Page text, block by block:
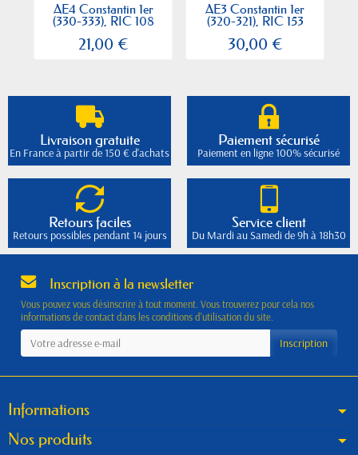
AE4 Constantin 1er
(330-333), RIC 108
21,00 €
AE3 Constantin 1er
(320-321), RIC 153
30,00 €
Livraison gratuite
En France à partir de 150 € d'achats
Paiement sécurisé
Paiement en ligne 100% sécurisé
Retours faciles
Retours possibles pendant 14 jours
Service client
Du Mardi au Samedi de 9h à 18h30
Inscription à la newsletter
Vous pouvez vous désinscrire à tout moment. Vous trouverez pour cela nos
informations de contact dans les conditions d'utilisation du site.
Informations
Nos produits